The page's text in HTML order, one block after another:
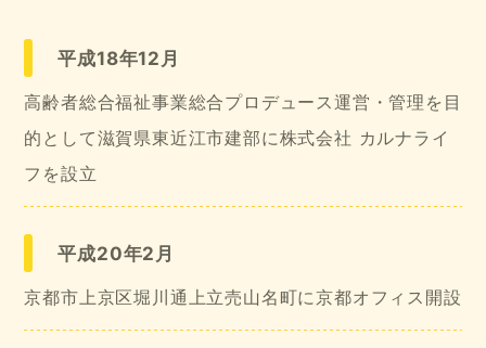
平成18年12月
高齢者総合福祉事業総合プロデュース運営・管理を目
的として滋賀県東近江市建部に株式会社 カルナライ
フを設立
平成20年2月
京都市上京区堀川通上立売山名町に京都オフィス開設